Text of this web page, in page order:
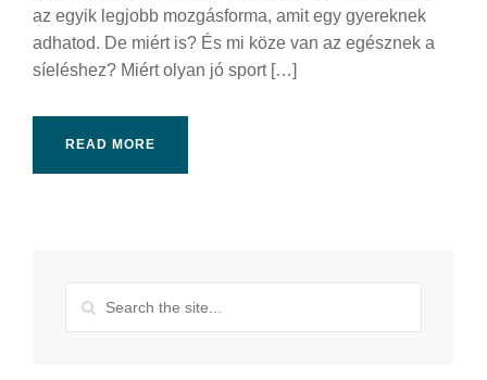
az egyik legjobb mozgásforma, amit egy gyereknek
adhatod. De miért is? És mi köze van az egésznek a
síeléshez? Miért olyan jó sport […]
READ MORE